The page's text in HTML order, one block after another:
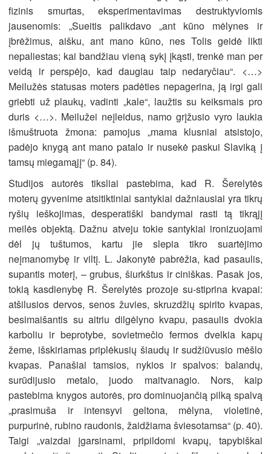
fizinis smurtas, eksperimentavimas destruktyviomis
jausenomis: „Sueitis palikdavo „ant kūno mėlynes ir
įbrėžimus, aišku, ant mano kūno, nes Tolis geidė likti
nepaliestas; kai bandžiau vieną sykį įkąsti, trenkė man per
veidą ir perspėjo, kad daugiau taip nedaryčiau“. <…>
Meilužės statusas moters padėties nepagerina, ją irgi gali
griebti už plaukų, vadinti „kale“, laužtis su keiksmais pro
duris <…>. Meilužei neįleidus, namo grįžusio vyro laukia
išmuštruota žmona: pamojus „mama klusniai atsistojo,
padėjo knygą ant mano patalo ir nusekė paskui Slaviką į
tamsų miegamąjį“ (p. 84).
Studijos autorės tiksliai pastebima, kad R. Šerelytės
moterų gyvenime atsitiktiniai santykiai dažniausiai yra tikrų
ryšių ieškojimas, desperatiški bandymai rasti tą tikrąjį
meilės objektą. Dažnu atveju tokie santykiai ironizuojami
dėl jų tuštumos, kartu jie slepia tikro suartėjimo
neįmanomybę ir viltį. L. Jakonytė pabrėžia, kad pasaulis,
supantis moterį, – grubus, šiurkštus ir ciniškas. Pasak jos,
tokią kasdienybę R. Šerelytės prozoje su-stiprina kvapai:
atšilusios dervos, senos žuvies, skruzdžių spirito kvapas,
besimaišantis su aitriu dilgėlyno kvapu, pasaulis dvokia
karboliu ir beprotybe, sovietmečio fermos dvelkia kapų
žeme, išskiriamas priplėkusių šiaudų ir sudžiūvusio mėšlo
kvapas. Panašiai tamsios, nykios ir spalvos: balandų,
surūdijusio metalo, juodo maitvanagio. Nors, kaip
pastebima knygos autorės, pro dominuojančią pilką spalvą
„prasimuša ir intensyvi geltona, mėlyna, violetinė,
purpurinė, rubino raudonis, žaidžiama šviesotamsa“ (p. 40).
Taigi „vaizdai įgarsinami, pripildomi kvapų, tapybiškai